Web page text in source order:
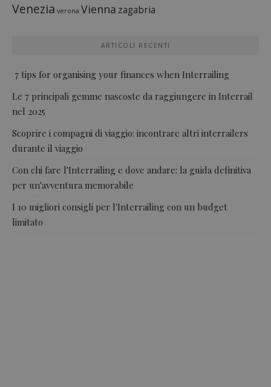
Venezia verona Vienna zagabria
ARTICOLI RECENTI
7 tips for organising your finances when Interrailing
Le 7 principali gemme nascoste da raggiungere in Interrail
nel 2025
Scoprire i compagni di viaggio: incontrare altri interrailers
durante il viaggio
Con chi fare l'Interrailing e dove andare: la guida definitiva
per un'avventura memorabile
I 10 migliori consigli per l'Interrailing con un budget
limitato